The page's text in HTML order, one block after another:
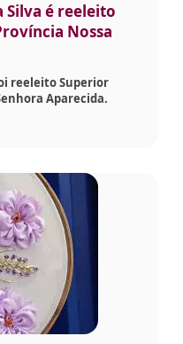
Silva é reeleito
Nossa
reeleito Superior
Aparecida.